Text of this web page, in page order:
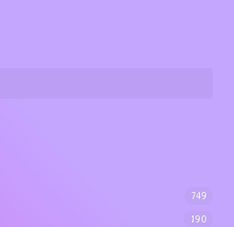
749
190